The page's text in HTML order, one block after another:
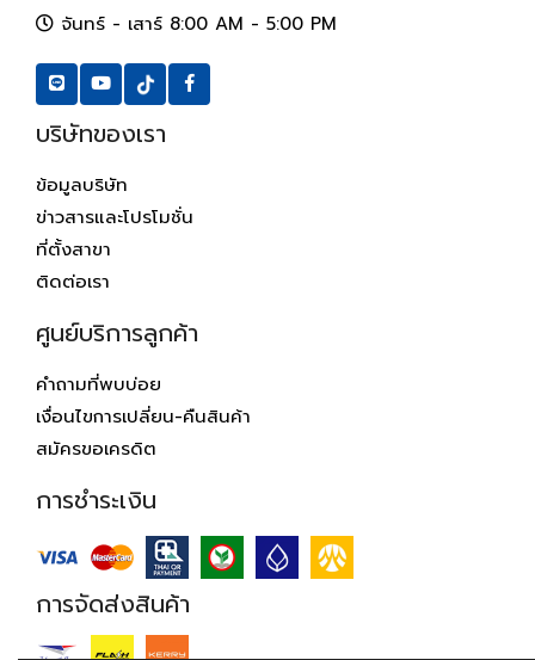
จันทร์ - เสาร์ 8:00 AM - 5:00 PM
บริษัทของเรา
ข้อมูลบริษัท
ข่าวสารและโปรโมชั่น
ที่ตั้งสาขา
ติดต่อเรา
ศูนย์บริการลูกค้า
คำถามที่พบบ่อย
เงื่อนไขการเปลี่ยน-คืนสินค้า
สมัครขอเครดิต
การชำระเงิน
การจัดส่งสินค้า